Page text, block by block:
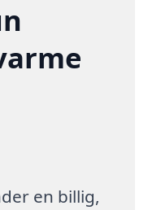
en billig,